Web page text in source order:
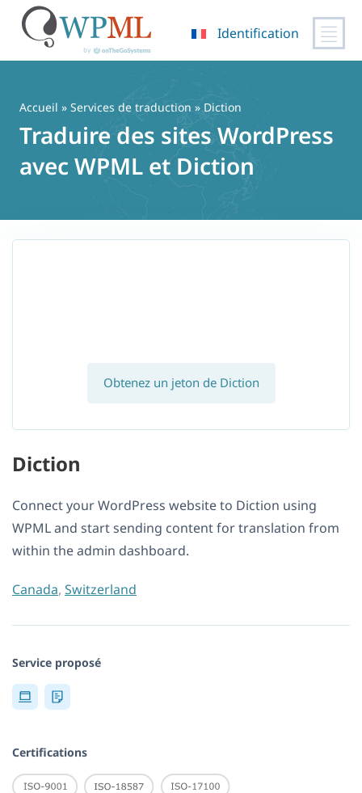
contenu
Identification
Accueil » Services de traduction » Diction
Traduire des sites WordPress
avec WPML et Diction
Obtenez un jeton de Diction
Diction
Connect your WordPress website to Diction using
WPML and start sending content for translation from
within the admin dashboard.
Canada, Switzerland
Service proposé
Certifications